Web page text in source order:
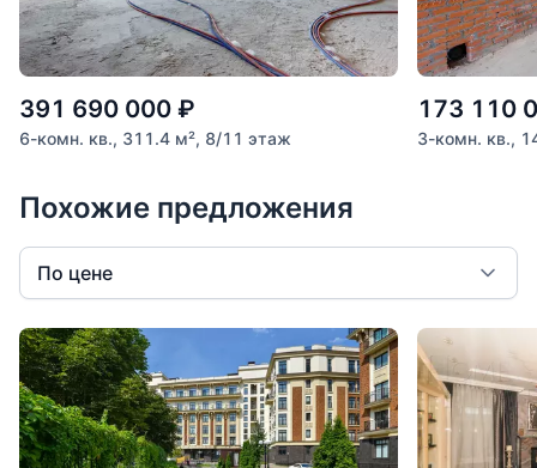
391 690 000 ₽
6-комн. кв., 311.4 м², 8/11 этаж
173 110
3-комн. кв.,
Похожие предложения
По цене